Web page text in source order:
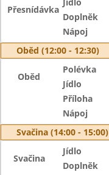
Přesnídávka
Doplněk
Nápoj
Oběd (12:00 - 12:30)
Oběd
Polévka
Jídlo
Příloha
Nápoj
Svačina (14:00 - 15:00)
Svačina
Jídlo
Doplněk